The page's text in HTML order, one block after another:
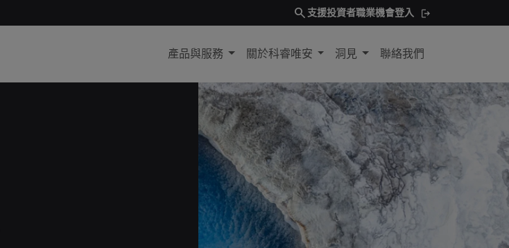
search 支援投資者職業機會登入
產品與服務 關於科睿唯安 洞見 聯絡我們